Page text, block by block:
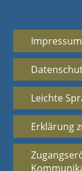
Impressum
Leichte
Erklärung